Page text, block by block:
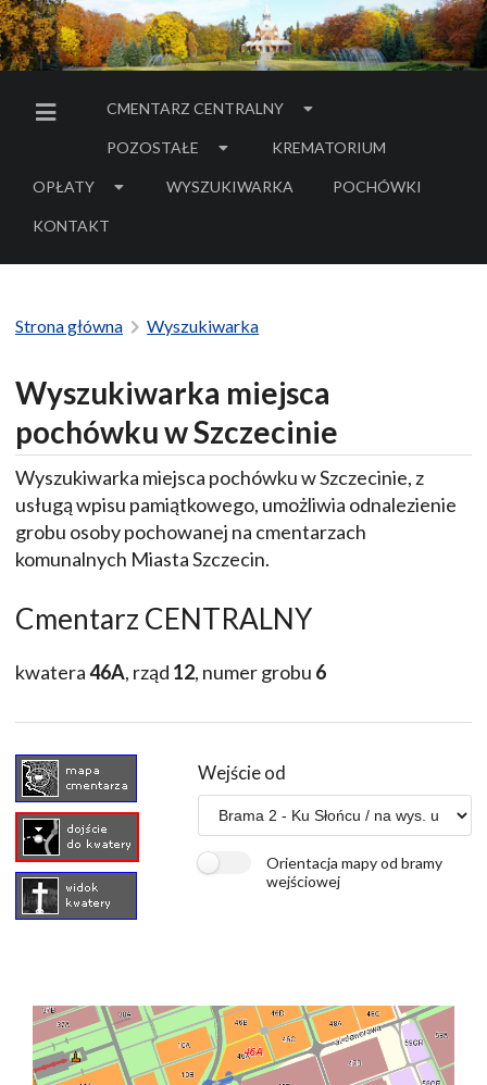
MENU BOCZNE
CMENTARZ CENTRALNY
POZOSTAŁE KREMATORIUM
OPŁATY WYSZUKIWARKA POCHÓWKI
- LINK DO SERWISU
KONTAKT
Strona główna Wyszukiwarka
Wyszukiwarka miejsca
pochówku w Szczecinie
Wyszukiwarka miejsca pochówku w Szczecinie, z
usługą wpisu pamiątkowego, umożliwia odnalezienie
grobu osoby pochowanej na cmentarzach
komunalnych Miasta Szczecin.
Cmentarz CENTRALNY
kwatera46A, rząd 12, numer grobu 6
Wejście od
Orientacja mapy od bramy
wejściowej